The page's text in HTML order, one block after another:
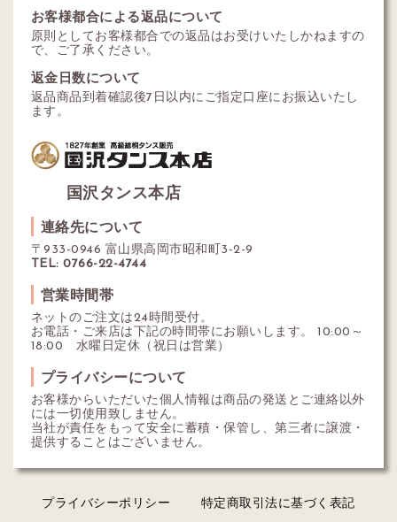
お客様都合による返品について
原則としてお客様都合での返品はお受けいたしかねますの
で、ご了承ください。
返金日数について
返品商品到着確認後7日以内にご指定口座にお振込いたし
ます。
国沢タンス本店
連絡先について
〒933-0946 富山県高岡市昭和町3-2-9
TEL: 0766-22-4744
営業時間帯
ネットのご注文は24時間受付。
お電話・ご来店は下記の時間帯にお願いします。 10:00～
18:00 水曜日定休（祝日は営業）
プライバシーについて
お客様からいただいた個人情報は商品の発送とご連絡以外
には一切使用致しません。
当社が責任をもって安全に蓄積・保管し、第三者に譲渡・
提供することはございません。
プライバシーポリシー 特定商取引法に基づく表記